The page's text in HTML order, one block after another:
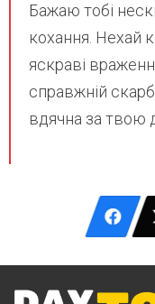
Бажаю тобі
кохання. Нехай
яскраві
справжній
вдячна за твою